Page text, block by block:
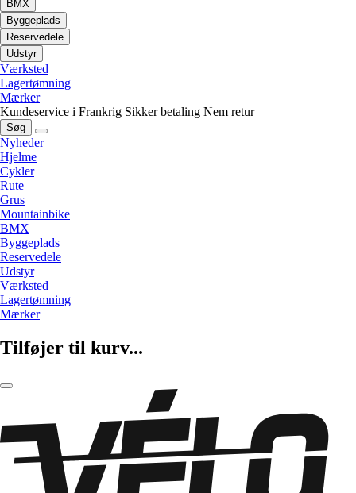
BMX
Byggeplads
Reservedele
Udstyr
Værksted
Lagertømning
Mærker
Kundeservice i Frankrig Sikker betaling Nem retur
Søg
Nyheder
Hjelme
Cykler
Rute
Grus
Mountainbike
BMX
Byggeplads
Reservedele
Udstyr
Værksted
Lagertømning
Mærker
Tilføjer til kurv...